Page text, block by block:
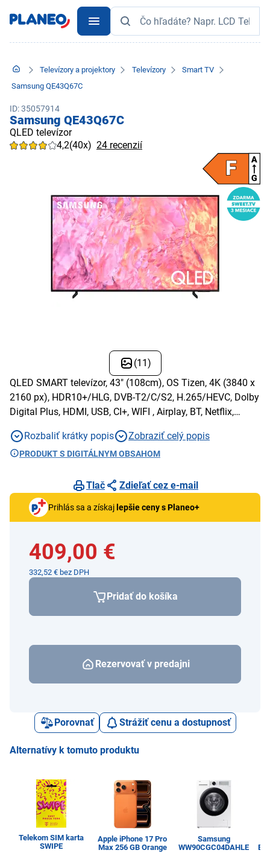
Televízory a projektory Televízory
Smart TV
Samsung QE43Q67C
ID: 35057914
Samsung QE43Q67C
QLED televízor
4,2(40x) 24 recenzií
(11)
QLED SMART televízor, 43" (108cm), OS Tizen, 4K (3840 x
2160 px), HDR10+/HLG, DVB-T2/C/S2, H.265/HEVC, Dolby
Digital Plus, HDMI, USB, CI+, WIFI , Airplay, BT, Netflix,
Rozbaliť krátky popis
Zobraziť celý popis
PRODUKT S DIGITÁLNYM OBSAHOM
Tlač Zdieľať cez e-mail
Prihlás sa a získaj lepšie ceny s Planeo+
409,00 €
332,52 € bez DPH
Pridať do košíka
Rezervovať v predajni
Porovnať Strážiť cenu a dostupnosť
Alternatívy k tomuto produktu
Telekom SIM karta
SWIPE
Apple iPhone 17 Pro
Max 256 GB Orange
Samsung
WW90CGC04DAHLE